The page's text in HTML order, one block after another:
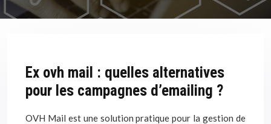
Ex ovh mail : quelles alternatives
pour les campagnes d’emailing ?
OVH Mail est une solution pratique pour la gestion de